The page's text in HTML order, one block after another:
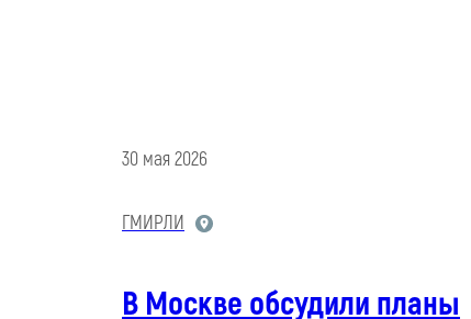
30 мая 2026
ГМИРЛИ
В Москве обсудили планы